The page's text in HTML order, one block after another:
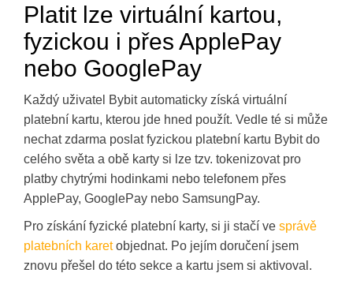
Platit lze virtuální kartou,
fyzickou i přes ApplePay
nebo GooglePay
Každý uživatel Bybit automaticky získá virtuální
platební kartu, kterou jde hned použít. Vedle té si může
nechat zdarma poslat fyzickou platební kartu Bybit do
celého světa a obě karty si lze tzv. tokenizovat pro
platby chytrými hodinkami nebo telefonem přes
ApplePay, GooglePay nebo SamsungPay.
Pro získání fyzické platební karty, si ji stačí ve správě
platebních karetobjednat. Po jejím doručení jsem
znovu přešel do této sekce a kartu jsem si aktivoval.